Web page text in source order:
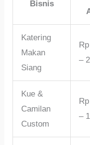
Bisnis
Katering
Makan
Siang
–
Kue &
Camilan
Custom
–